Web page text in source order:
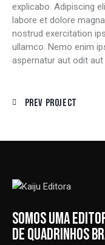
explicabo. Adipiscing
labore et dolore
nostrud exercitation
ullamco. Nemo enim
aspernatur aut odit aut
Prev Project
SOMOS UMA
DE QUADRINHOS